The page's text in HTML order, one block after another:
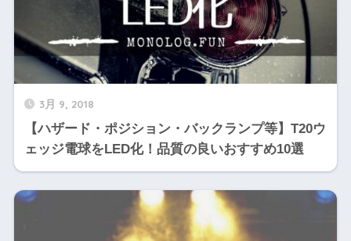
3月 9, 2018
【ハザード・ポジション・バックランプ等】T20ウ
ェッジ電球をLED化！品質の良いおすすめ10選